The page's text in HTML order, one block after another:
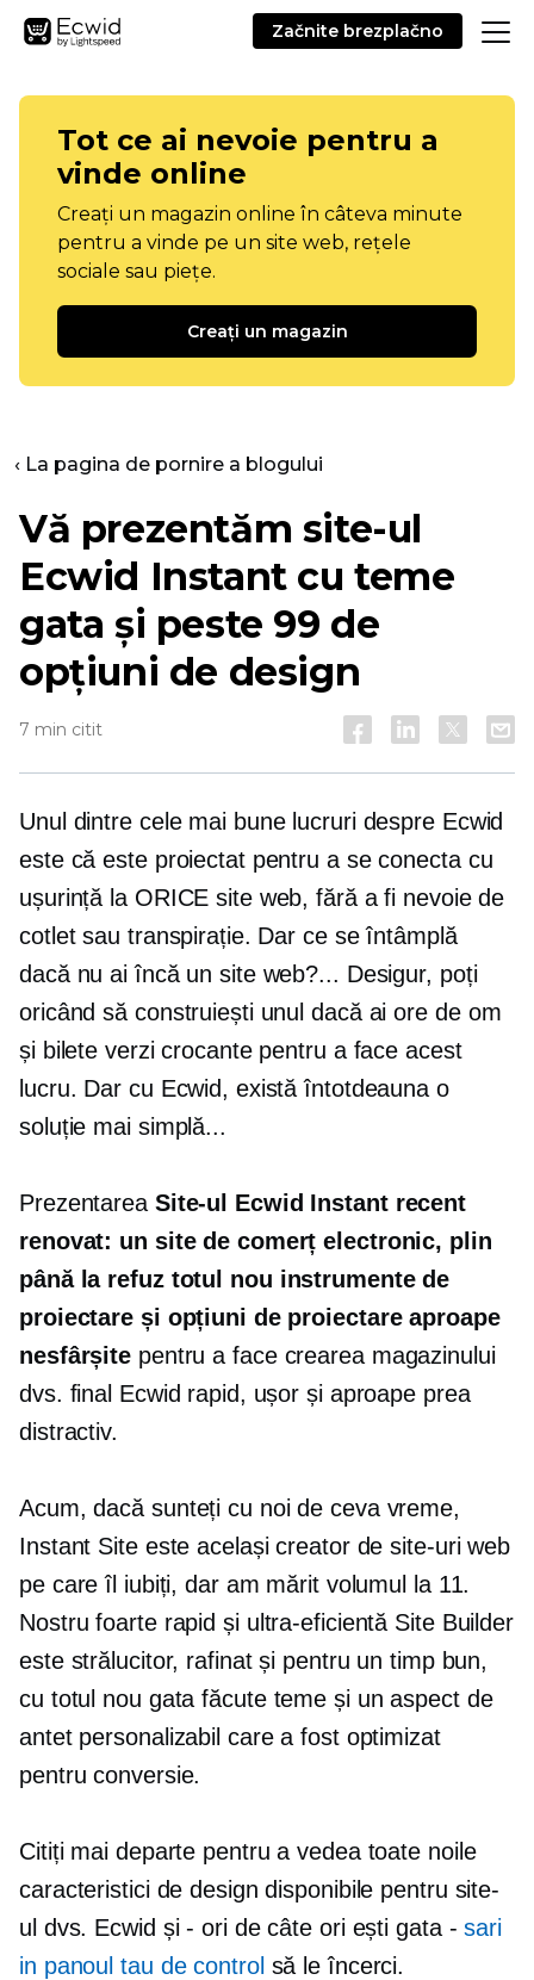
Začnite brezplačno
Tot ce ai nevoie pentru a
vinde online
Creați un magazin online în câteva minute
pentru a vinde pe un site web, rețele
sociale sau piețe.
Creați un magazin
‹ La pagina de pornire a blogului
Vă prezentăm site-ul
Ecwid Instant cu teme
gata și peste 99 de
opțiuni de design
7 min citit
Unul dintre cele mai bune lucruri despre Ecwid
este că este proiectat pentru a se conecta cu
ușurință la ORICE site web, fără a fi nevoie de
cotlet sau transpirație. Dar ce se întâmplă
dacă nu ai încă un site web?... Desigur, poți
oricând să construiești unul dacă aiore de om
și bilete verzi crocante pentru a face acest
lucru. Dar cu Ecwid, există întotdeauna o
soluție mai simplă...
Prezentarea Site-ul Ecwid Instant recent
renovat: un site de comerț electronic, plin
până la refuz totul nou instrumente de
proiectare și opțiuni de proiectare aproape
nesfârșite pentru a face crearea magazinului
dvs. final Ecwid rapid, ușor și aproape prea
distractiv.
Acum, dacă sunteți cu noi de ceva vreme,
Instant Site este același creator de site-uri web
pe care îl iubiți, dar am mărit volumul la 11.
Nostrufoarte rapid și ultra-eficientă Site Builder
este strălucitor, rafinat și pentru un timp bun,
cu totul nou gata făcuteteme și un aspect de
antet personalizabil care a fost optimizat
pentru conversie.
Citiți mai departe pentru a vedea toate noile
caracteristici de design disponibile pentru site-
ul dvs. Ecwid și- ori de câte ori ești gata -sari
in panoul tau de control să le încerci.